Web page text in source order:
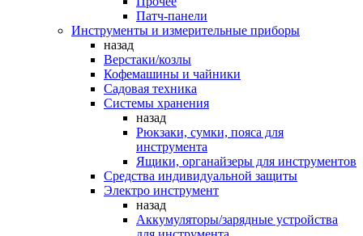
Патч-панели
Инструменты и измерительные приборы
назад
Верстаки/козлы
Кофемашины и чайники
Садовая техника
Системы хранения
назад
Рюкзаки, сумки, пояса для
инструмента
Ящики, органайзеры для инструментов
Средства индивидуальной защиты
Электро инструмент
назад
Аккумуляторы/зарядные устройства